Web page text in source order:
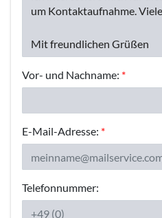
Vor- und Nachname: *
E-Mail-Adresse: *
Telefonnummer: